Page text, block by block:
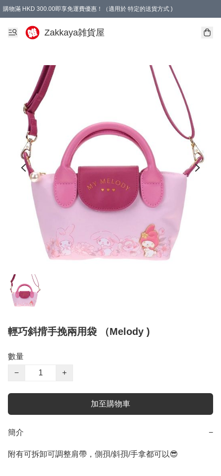
購物滿 HKD 300.00即享免運費優惠！（適用於 特定的送貨方式 )
Zakkaya雑貨屋
輕巧斜揹手挽兩用袋 （Melody )
數量
−
+
加至購物車
簡介 −
附有可拆卸可調整肩帶，側孭/斜孭/手拿都可以😎